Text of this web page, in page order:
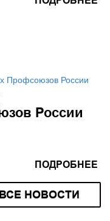
России
ПОДРОБНЕЕ
НОВОСТИ